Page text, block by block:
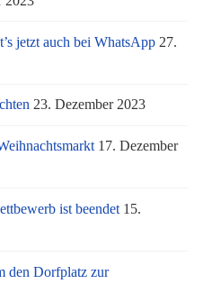
jetzt auch bei WhatsApp 27.
23. Dezember 2023
17. Dezember
ist beendet 15.
den Dorfplatz zur